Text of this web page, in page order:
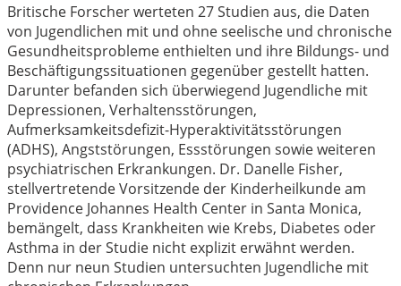
Britische Forscher werteten 27 Studien aus, die Daten
von Jugendlichen mit und ohne seelische und chronische
Gesundheitsprobleme enthielten und ihre Bildungs- und
Beschäftigungssituationen gegenüber gestellt hatten.
Darunter befanden sich überwiegend Jugendliche mit
Depressionen, Verhaltensstörungen,
Aufmerksamkeitsdefizit-Hyperaktivitätsstörungen
(ADHS), Angststörungen, Essstörungen sowie weiteren
psychiatrischen Erkrankungen. Dr. Danelle Fisher,
stellvertretende Vorsitzende der Kinderheilkunde am
Providence Johannes Health Center in Santa Monica,
bemängelt, dass Krankheiten wie Krebs, Diabetes oder
Asthma in der Studie nicht explizit erwähnt werden.
Denn nur neun Studien untersuchten Jugendliche mit